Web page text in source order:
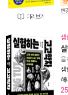
미리보기
변
샘
을
샘
해